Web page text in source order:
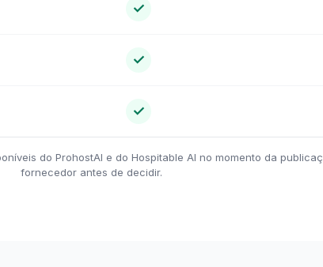
✓
✓
✓
do ProhostAI e do Hospitable AI no momento da
fornecedor antes de decidir.